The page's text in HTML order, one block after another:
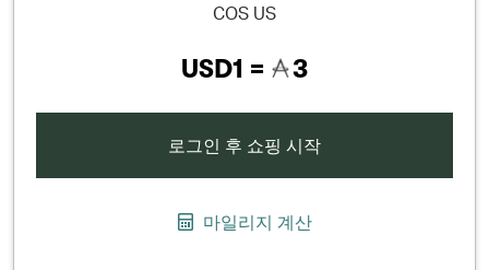
COS US
USD1 = 3
로그인 후 쇼핑 시작
마일리지 계산